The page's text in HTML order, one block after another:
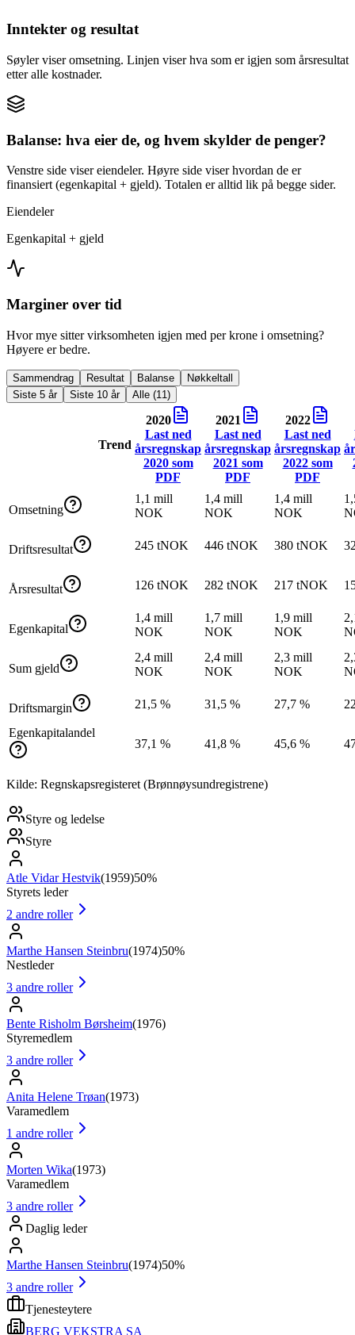
Inntekter og resultat
Søyler viser omsetning. Linjen viser hva som er igjen som årsresultat
etter alle kostnader.
Balanse: hva eier de, og hvem skylder de penger?
Venstre side viser eiendeler. Høyre side viser hvordan de er
finansiert (egenkapital + gjeld). Totalen er alltid lik på begge sider.
Eiendeler
Egenkapital + gjeld
Marginer over tid
Hvor mye sitter virksomheten igjen med per krone i omsetning?
Høyere er bedre.
Sammendrag Resultat Balanse
Nøkkeltall
Siste 5 år
Siste 10 år Alle (11)
Trend
2020
Last ned
årsregnskap
2020som
PDF
2021
Last ned
årsregnskap
2021 som
PDF
2022
Last ned
årsregnskap
2022som
PDF
Omsetning
1,1 mill
NOK
1,4 mill
NOK
1,4 mill
NOK
Driftsresultat 245 tNOK 446 tNOK 380 tNOK
Årsresultat 126 tNOK 282 tNOK 217 tNOK
Egenkapital
1,4 mill
NOK
1,7 mill
NOK
1,9 mill
NOK
Sum gjeld
2,4 mill
NOK
2,4 mill
NOK
2,3 mill
NOK
Driftsmargin 21,5 % 31,5 % 27,7 %
Egenkapitalandel
37,1 %
41,8 % 45,6 %
Kilde: Regnskapsregisteret (Brønnøysundregistrene)
Styre og ledelse
Styre
Atle Vidar Hestvik(1959)50%
Styrets leder
2 andre roller
Marthe Hansen Steinbru(1974)50%
Nestleder
3 andre roller
Bente Risholm Børsheim(1976)
Styremedlem
3 andre roller
Anita Helene Trøan(1973)
Varamedlem
1 andre roller
Morten Wika(1973)
Varamedlem
3 andre roller
Daglig leder
Marthe Hansen Steinbru(1974)50%
3 andre roller
Tjenesteytere
BERG VEKSTRA SA